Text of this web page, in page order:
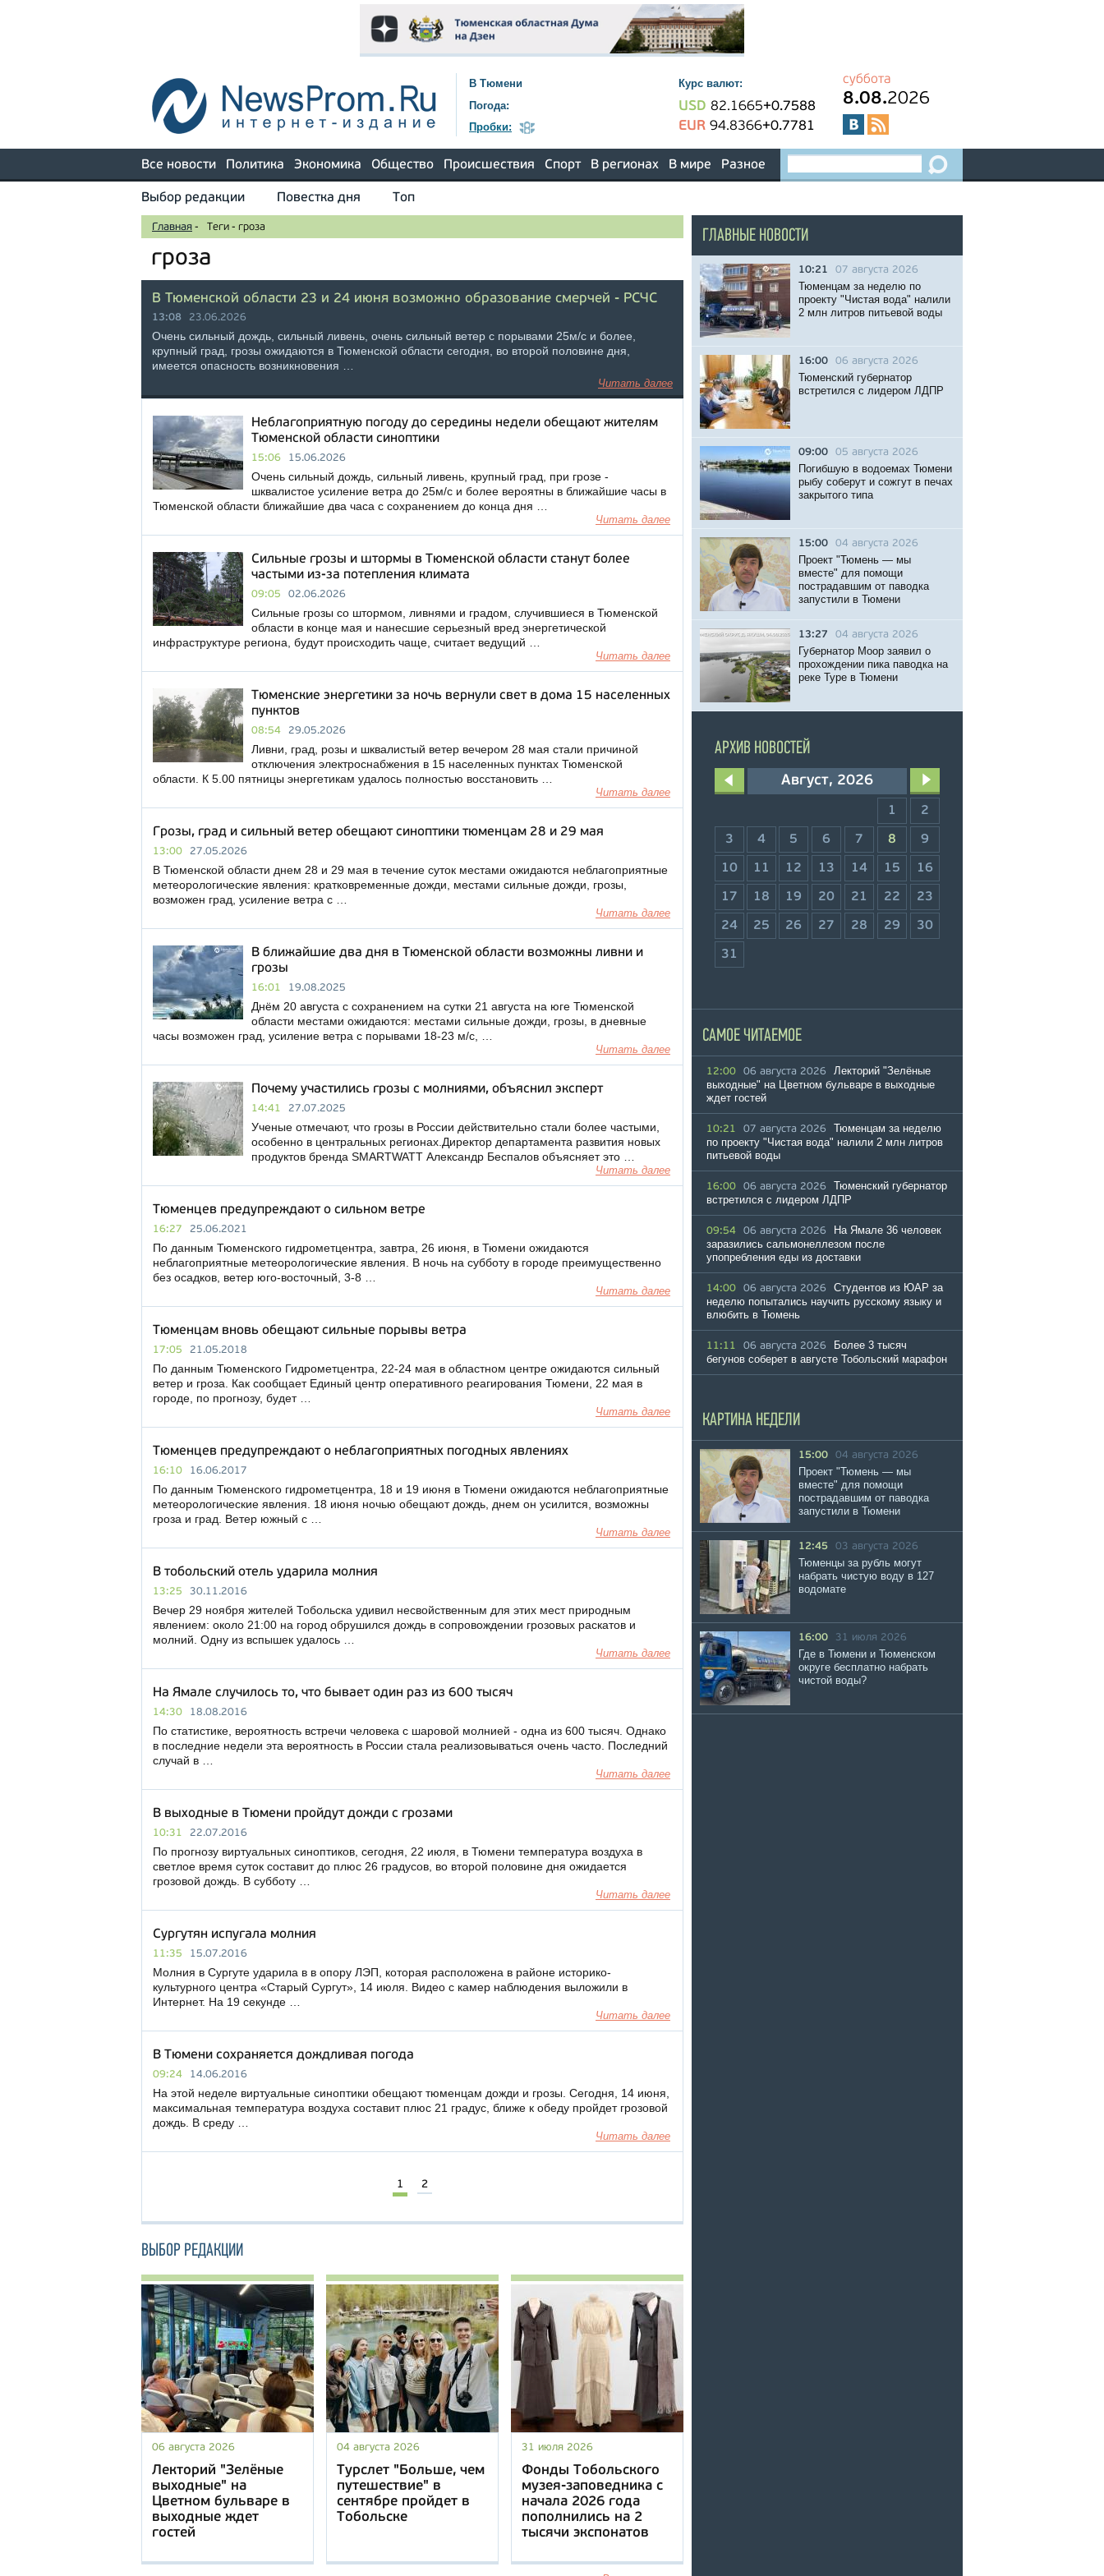
В Тюмени
Погода:
Пробки:
Курс валют:
USD 82.1665+0.7588
EUR 94.8366+0.7781
суббота
8.08.2026
Все новости Политика Экономика Общество Происшествия Спорт В регионах В мире Разное
Выбор редакции Повестка дня Топ
Главная - Теги - гроза
гроза
В Тюменской области 23 и 24 июня возможно образование смерчей - РСЧС
13:08 23.06.2026
Очень сильный дождь, сильный ливень, очень сильный ветер с порывами 25м/с и более,
крупный град, грозы ожидаются в Тюменской области сегодня, во второй половине дня,
имеется опасность возникновения …
Читать далее
Неблагоприятную погоду до середины недели обещают жителям
Тюменской области синоптики
15:06 15.06.2026
Очень сильный дождь, сильный ливень, крупный град, при грозе -
шквалистое усиление ветра до 25м/с и более вероятны в ближайшие часы в
Тюменской области ближайшие два часа с сохранением до конца дня …
Читать далее
Сильные грозы и штормы в Тюменской области станут более
частыми из-за потепления климата
09:05 02.06.2026
Сильные грозы со штормом, ливнями и градом, случившиеся в Тюменской
области в конце мая и нанесшие серьезный вред энергетической
инфраструктуре региона, будут происходить чаще, считает ведущий …
Читать далее
Тюменские энергетики за ночь вернули свет в дома 15 населенных
пунктов
08:54 29.05.2026
Ливни, град, розы и шквалистый ветер вечером 28 мая стали причиной
отключения электроснабжения в 15 населенных пунктах Тюменской
области. К 5.00 пятницы энергетикам удалось полностью восстановить …
Читать далее
Грозы, град и сильный ветер обещают синоптики тюменцам 28 и 29 мая
13:00 27.05.2026
В Тюменской области днем 28 и 29 мая в течение суток местами ожидаются неблагоприятные
метеорологические явления: кратковременные дожди, местами сильные дожди, грозы,
возможен град, усиление ветра с …
Читать далее
В ближайшие два дня в Тюменской области возможны ливни и
грозы
16:01 19.08.2025
Днём 20 августа с сохранением на сутки 21 августа на юге Тюменской
области местами ожидаются: местами сильные дожди, грозы, в дневные
часы возможен град, усиление ветра с порывами 18-23 м/с, …
Читать далее
Почему участились грозы с молниями, объяснил эксперт
14:41 27.07.2025
Ученые отмечают, что грозы в России действительно стали более частыми,
особенно в центральных регионах.Директор департамента развития новых
продуктов бренда SMARTWATT Александр Беспалов объясняет это …
Читать далее
Тюменцев предупреждают о сильном ветре
16:27 25.06.2021
По данным Тюменского гидрометцентра, завтра, 26 июня, в Тюмени ожидаются
неблагоприятные метеорологические явления. В ночь на субботу в городе преимущественно
без осадков, ветер юго-восточный, 3-8 …
Читать далее
Тюменцам вновь обещают сильные порывы ветра
17:05 21.05.2018
По данным Тюменского Гидрометцентра, 22-24 мая в областном центре ожидаются сильный
ветер и гроза. Как сообщает Единый центр оперативного реагирования Тюмени, 22 мая в
городе, по прогнозу, будет …
Читать далее
Тюменцев предупреждают о неблагоприятных погодных явлениях
16:10 16.06.2017
По данным Тюменского гидрометцентра, 18 и 19 июня в Тюмени ожидаются неблагоприятные
метеорологические явления. 18 июня ночью обещают дождь, днем он усилится, возможны
гроза и град. Ветер южный с …
Читать далее
В тобольский отель ударила молния
13:25 30.11.2016
Вечер 29 ноября жителей Тобольска удивил несвойственным для этих мест природным
явлением: около 21:00 на город обрушился дождь в сопровождении грозовых раскатов и
молний. Одну из вспышек удалось …
Читать далее
На Ямале случилось то, что бывает один раз из 600 тысяч
14:30 18.08.2016
По статистике, вероятность встречи человека с шаровой молнией - одна из 600 тысяч. Однако
в последние недели эта вероятность в России стала реализовываться очень часто. Последний
случай в …
Читать далее
В выходные в Тюмени пройдут дожди с грозами
10:31 22.07.2016
По прогнозу виртуальных синоптиков, сегодня, 22 июля, в Тюмени температура воздуха в
светлое время суток составит до плюс 26 градусов, во второй половине дня ожидается
грозовой дождь. В субботу …
Читать далее
Сургутян испугала молния
11:35 15.07.2016
Молния в Сургуте ударила в в опору ЛЭП, которая расположена в районе историко-
культурного центра «Старый Сургут», 14 июля. Видео с камер наблюдения выложили в
Интернет. На 19 секунде …
Читать далее
В Тюмени сохраняется дождливая погода
09:24 14.06.2016
На этой неделе виртуальные синоптики обещают тюменцам дожди и грозы. Сегодня, 14 июня,
максимальная температура воздуха составит плюс 21 градус, ближе к обеду пройдет грозовой
дождь. В среду …
Читать далее
1 2
ВЫБОР РЕДАКЦИИ
06 августа 2026
Лекторий "Зелёные
выходные" на
Цветном бульваре в
выходные ждет
гостей
04 августа 2026
Турслет "Больше, чем
путешествие" в
сентябре пройдет в
Тобольске
31 июля 2026
Фонды Тобольского
музея-заповедника с
начала 2026 года
пополнились на 2
тысячи экспонатов
ГЛАВНЫЕ НОВОСТИ
10:21 07 августа 2026
Тюменцам за неделю по
проекту "Чистая вода" налили
2 млн литров питьевой воды
16:00 06 августа 2026
Тюменский губернатор
встретился с лидером ЛДПР
09:00 05 августа 2026
Погибшую в водоемах Тюмени
рыбу соберут и сожгут в печах
закрытого типа
15:00 04 августа 2026
Проект "Тюмень — мы
вместе" для помощи
пострадавшим от паводка
запустили в Тюмени
13:27 04 августа 2026
Губернатор Моор заявил о
прохождении пика паводка на
реке Туре в Тюмени
АРХИВ НОВОСТЕЙ
Август, 2026
1 2
3 4 5 6 7 8 9
10 11 12 13 14 15 16
17 18 19 20 21 22 23
24 25 26 27 28 29 30
31
САМОЕ ЧИТАЕМОЕ
12:00 06 августа 2026
Лекторий "Зелёные
выходные" на Цветном бульваре в выходные
ждет гостей
10:21 07 августа 2026
Тюменцам за неделю
по проекту "Чистая вода" налили 2 млн литров
питьевой воды
16:00 06 августа 2026
Тюменский губернатор
встретился с лидером ЛДПР
09:54 06 августа 2026
На Ямале 36 человек
заразились сальмонеллезом после
упопребления еды из доставки
14:00 06 августа 2026
Студентов из ЮАР за
неделю попытались научить русскому языку и
влюбить в Тюмень
11:11 06 августа 2026
Более 3 тысяч
бегунов соберет в августе Тобольский марафон
КАРТИНА НЕДЕЛИ
15:00 04 августа 2026
Проект "Тюмень — мы
вместе" для помощи
пострадавшим от паводка
запустили в Тюмени
12:45 03 августа 2026
Тюменцы за рубль могут
набрать чистую воду в 127
водомате
16:00 31 июля 2026
Где в Тюмени и Тюменском
округе бесплатно набрать
чистой воды?